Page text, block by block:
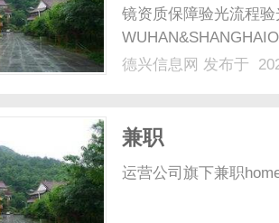
镜资质保障验光流程
配镜的写字楼眼镜店
德兴信息网 发布于
兼职
运营公司旗下兼职